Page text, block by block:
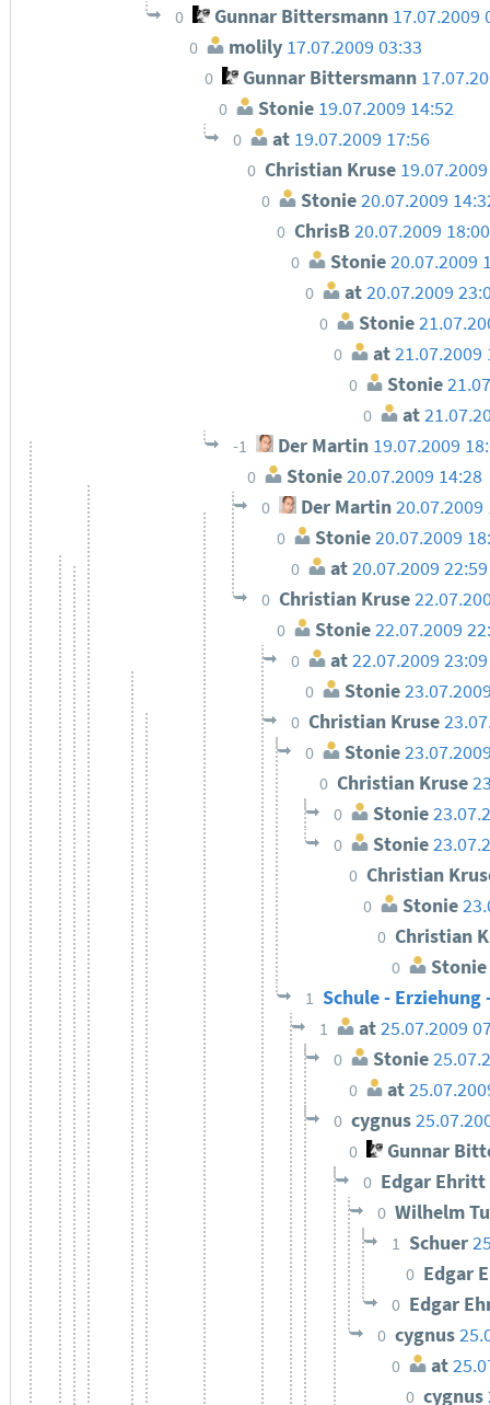
0 Gunnar Bittersmann 17.07.2009
0 molily 17.07.2009 03:33
0 Gunnar Bittersmann
0 Stonie 19.07.2009 14:52
0 at 19.07.2009 17:56
0 Christian Kruse
0 Stonie20.07.2009
0 ChrisB20.07.2009 18:00
0 Stonie 20.07.2009
0 at20.07.2009
0 Stonie
0 at21.07.2009
0 Stonie
0 at
-1 Der Martin 19.07.2009
0 Stonie20.07.2009 14:28
0 Der Martin20.07.2009
0 Stonie20.07.2009
0 at 20.07.2009 22:59
0 Christian Kruse
0 Stonie22.07.2009
0 at 22.07.2009 23:09
0 Stonie
0 Christian Kruse
0 Stonie
0 Christian Kruse
0 Stonie
0 Stonie
0 Christian
0 Stonie
0 Christian
0 Stonie
1 Schule -
1 at25.07.2009
0 Stonie
0 at
0 cygnus
0 Gunnar
0 Edgar Ehritt
0 Wilhelm
1 Schuer
0 Edgar
0 Edgar
0 cygnus
0 at
0 cygnus